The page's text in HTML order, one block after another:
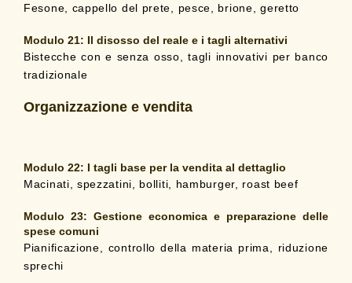
Fesone, cappello del prete, pesce, brione, geretto
Modulo 21: Il disosso del reale e i tagli alternativi
Bistecche con e senza osso, tagli innovativi per banco
tradizionale
Organizzazione e vendita
Modulo 22: I tagli base per la vendita al dettaglio
Macinati, spezzatini, bolliti, hamburger, roast beef
Modulo 23: Gestione economica e preparazione delle
spese comuni
Pianificazione, controllo della materia prima, riduzione
sprechi